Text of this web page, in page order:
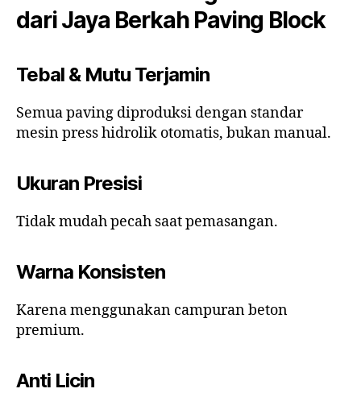
dari Jaya Berkah Paving Block
Tebal & Mutu Terjamin
Semua paving diproduksi dengan standar
mesin press hidrolik otomatis, bukan manual.
Ukuran Presisi
Tidak mudah pecah saat pemasangan.
Warna Konsisten
Karena menggunakan campuran beton
premium.
Anti Licin